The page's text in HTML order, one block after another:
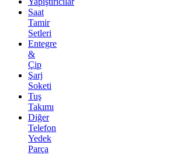
Saat
Tamir
Setleri
Entegre
&
Çip
Şarj
Soketi
Tuş
Takımı
Diğer
Telefon
Yedek
Parça